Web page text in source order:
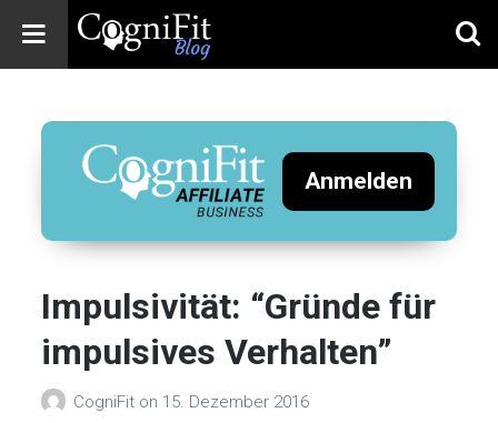
Blog: Brain
Health
News
Brain Training,
Mental Health, and
Wellness
Anmelden
Impulsivität: “Gründe für
impulsives Verhalten”
CogniFit on 15. Dezember 2016